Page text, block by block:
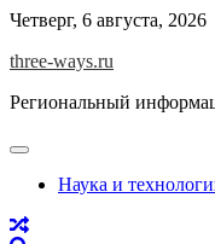
Skip
content
Четверг, 6 августа, 2026
three-ways.ru
Региональный
Наука и